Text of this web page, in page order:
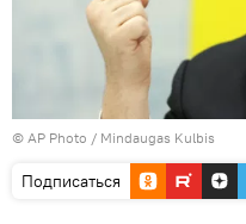
© AP Photo / Mindaugas Kulbis
Подписаться